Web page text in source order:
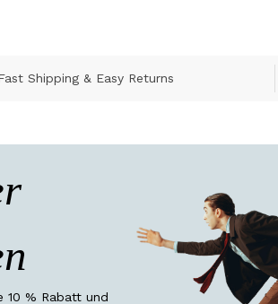
Shipping & Easy Returns
10 % Rabatt und